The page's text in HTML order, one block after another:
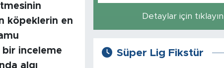
köpeklerin en
bir inceleme
algı
Detaylar için tıklayın
Süper Lig Fikstür